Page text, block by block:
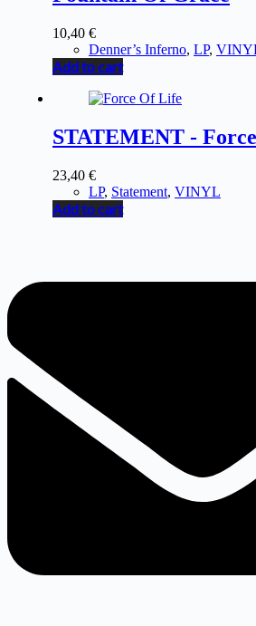
10,40 €
Denner’s Inferno, LP,
Add to cart
STATEMENT -
23,40 €
LP, Statement, VINYL
Add to cart